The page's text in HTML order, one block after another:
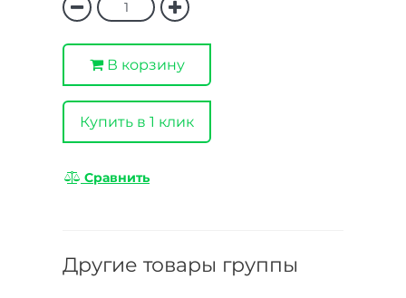
В корзину
Купить в 1 клик
Сравнить
Другие товары группы